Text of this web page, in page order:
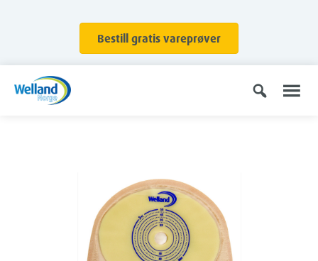
Bestill gratis vareprøver